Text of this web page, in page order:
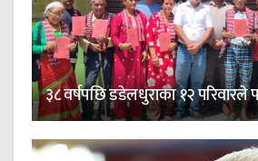
३८ वर्षपछि डडेलधुराका १२ परिवारले